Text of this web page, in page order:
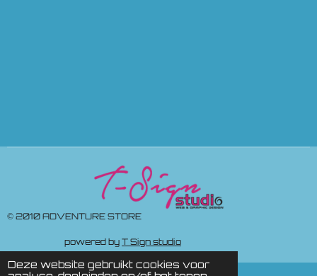
Deze website gebruikt cookies voor
© 2010 ADVENTURE STORE
powered by T Sign studio